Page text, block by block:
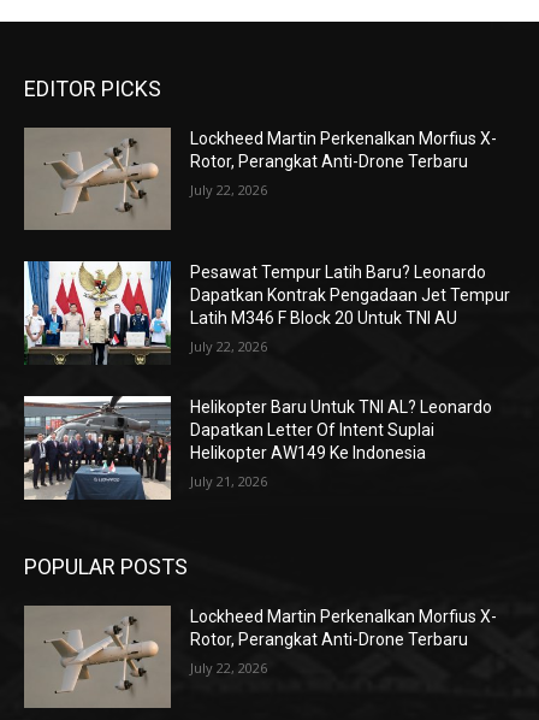
EDITOR PICKS
Lockheed Martin Perkenalkan Morfius X-
Rotor, Perangkat Anti-Drone Terbaru
July 22, 2026
Pesawat Tempur Latih Baru? Leonardo
Dapatkan Kontrak Pengadaan Jet Tempur
Latih M346 F Block 20 Untuk TNI AU
July 22, 2026
Helikopter Baru Untuk TNI AL? Leonardo
Dapatkan Letter Of Intent Suplai
Helikopter AW149 Ke Indonesia
July 21, 2026
POPULAR POSTS
Lockheed Martin Perkenalkan Morfius X-
Rotor, Perangkat Anti-Drone Terbaru
July 22, 2026